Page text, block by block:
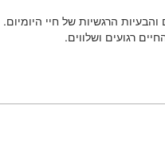
הרגשיות של חיי היומיום.
רגועים ושלווים.